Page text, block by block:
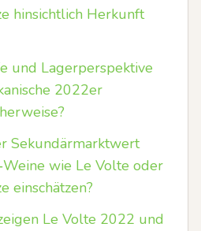
hinsichtlich Herkunft
und Lagerperspektive
2022er
Sekundärmarktwert
wie Le Volte oder
einschätzen?
Le Volte 2022 und